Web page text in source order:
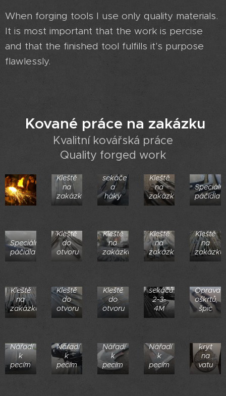
When forging tools I use only quality materials.
It is most important that the work is percise
and that the finished tool fulfills it's purpose
flawlessly.
Kované práce na zakázku
Kvalitní kovářská práce
Quality forged work
Kleště
na
zakázku
sekáče
a
háky
Kleště
na
zakázku
Speciální
páčidla
Speciální
páčidla
Kleště
do
otvoru
Kleště
na
zakázku
Kleště
na
zakázku
Kleště
na
zakázku
Kleště
na
zakázku
Kleště
do
otvoru
Kleště
do
otvoru
sekáčů
2-3-
4M
Oprava
oškrtů,
špic
Nářadí
k
pecím
Nářadí
k
pecím
Nářadí
k
pecím
Nářadí
k
pecím
kryt
na
vatu